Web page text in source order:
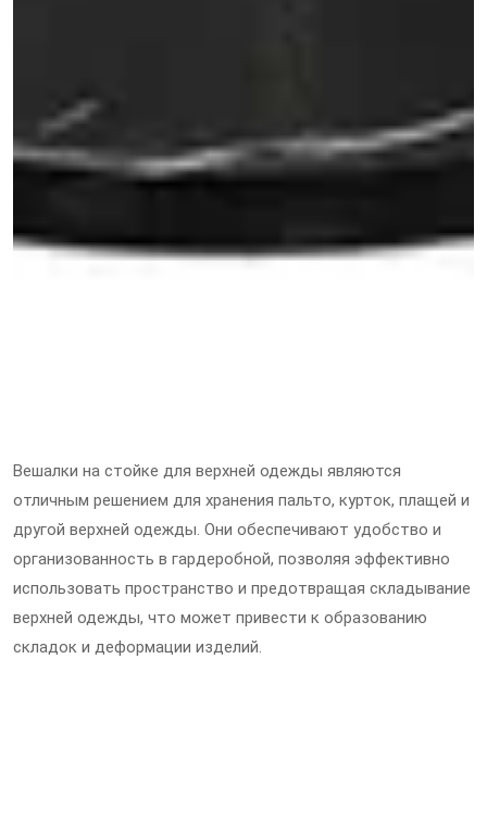
Вешалки на стойке для верхней одежды являются
отличным решением для хранения пальто, курток, плащей и
другой верхней одежды. Они обеспечивают удобство и
организованность в гардеробной, позволяя эффективно
использовать пространство и предотвращая складывание
верхней одежды, что может привести к образованию
складок и деформации изделий.